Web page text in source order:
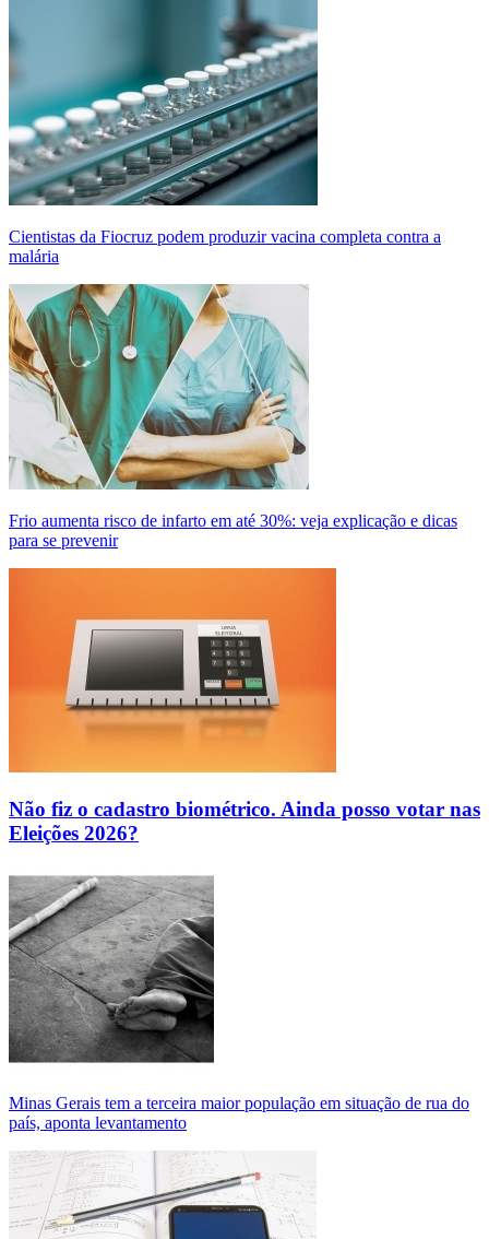
Cientistas da Fiocruz podem produzir vacina completa contra a
malária
Frio aumenta risco de infarto em até 30%: veja explicação e dicas
para se prevenir
Não fiz o cadastro biométrico. Ainda posso votar nas
Eleições 2026?
Minas Gerais tem a terceira maior população em situação de rua do
país, aponta levantamento